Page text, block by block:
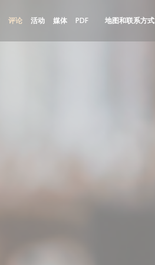
评论 活动 媒体 PDF((在新窗口中打开))
((在新窗口中打开))
地图和联系方式